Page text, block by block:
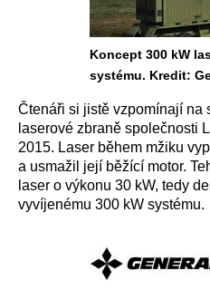
Koncept 300 kW
systému. Kredit:
Čtenáři si jistě vzpomínají na
laserové zbraně společnosti
2015. Laser během mžiku
a usmažil její běžící motor.
laser o výkonu 30 kW, tedy
vyvíjenému 300 kW systému.